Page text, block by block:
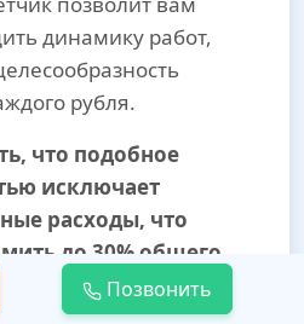
динамику работ,
рубля.
что подобное
исключает
расходы, что
до 30% общего
Позвонить